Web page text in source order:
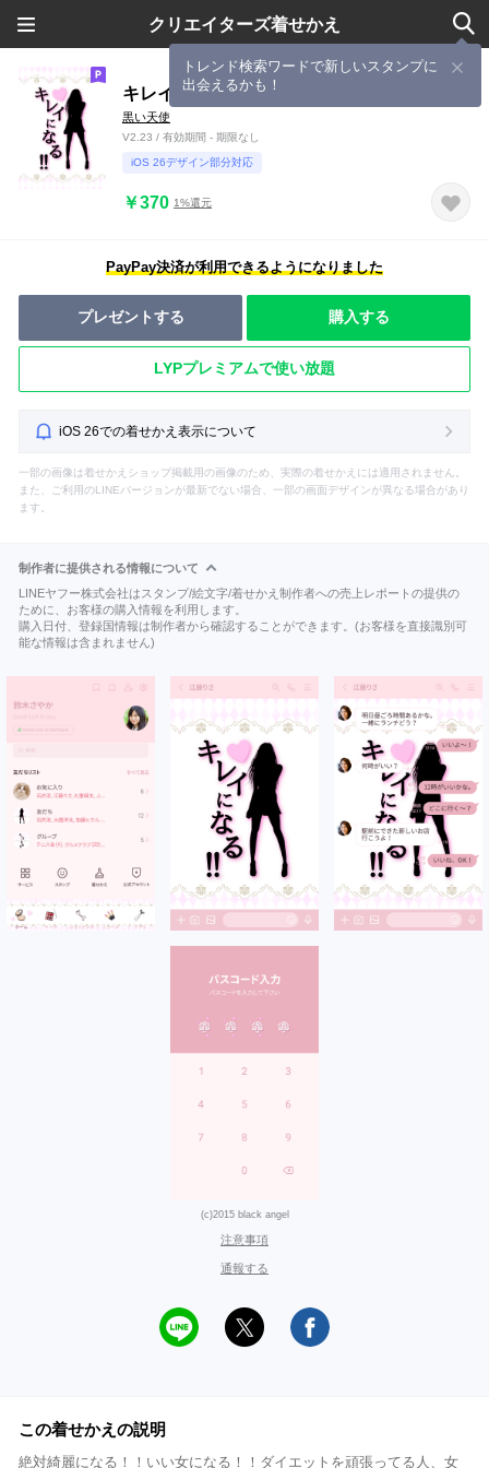
クリエイターズ着せかえ
トレンド検索ワードで新しいスタンプに
出会えるかも！
キレイになる！！いい女になる！！
黒い天使
V2.23 / 有効期間 - 期限なし
iOS 26デザイン部分対応
￥370 1%還元
PayPay決済が利用できるようになりました
プレゼントする 購入する
LYPプレミアムで使い放題
iOS 26での着せかえ表示について
一部の画像は着せかえショップ掲載用の画像のため、実際の着せかえには適用されません。
また、ご利用のLINEバージョンが最新でない場合、一部の画面デザインが異なる場合があり
ます。
制作者に提供される情報について
LINEヤフー株式会社はスタンプ/絵文字/着せかえ制作者への売上レポートの提供の
ために、お客様の購入情報を利用します。
購入日付、登録国情報は制作者から確認することができます。(お客様を直接識別可
能な情報は含まれません)
(c)2015 black angel
注意事項
通報する
この着せかえの説明
絶対綺麗になる！！いい女になる！！ダイエットを頑張ってる人、女